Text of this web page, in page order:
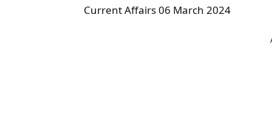
Current Affairs 06 March 2024